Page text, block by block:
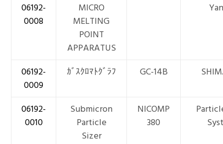
06192-
0008
MICRO
MELTING
POINT
APPARATUS
06192-
0009
ｶﾞｽｸﾛﾏﾄｸﾞﾗﾌ GC-14B
06192-
0010
Submicron
Particle
Sizer
NICOMP
380